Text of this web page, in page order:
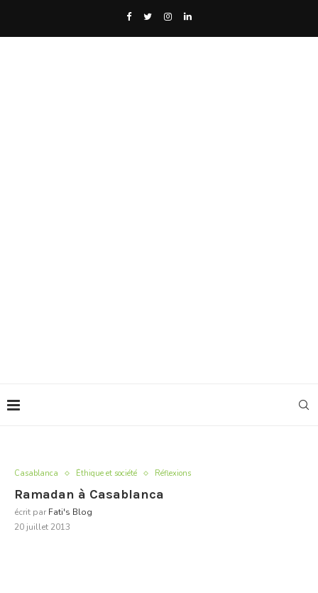
Casablanca Éthique et société Réflexions
Ramadan à Casablanca
écrit par Fati's Blog
20 juillet 2013